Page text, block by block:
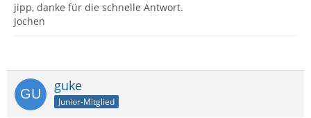
jipp, danke für die schnelle Antwort.
Jochen
guke
Junior-Mitglied